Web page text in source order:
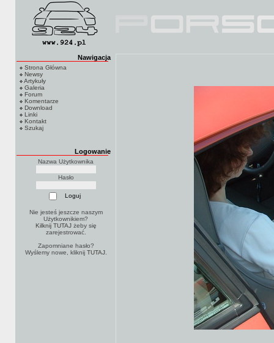
Nawigacja
Strona Główna
Newsy
Artykuły
Galeria
Forum
Komentarze
Download
Linki
Kontakt
Szukaj
Logowanie
Nazwa Użytkownika
Hasło
Nie jesteś jeszcze naszym
Użytkownikiem?
Kilknij TUTAJżeby się
zarejestrować.
Zapomniane hasło?
Wyślemy nowe, kliknij TUTAJ.